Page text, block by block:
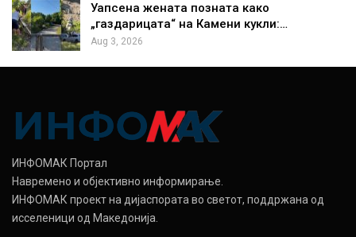
Уапсена жената позната како
„газдарицата“ на Камени кукли:…
Aug 3, 2026
ИНФОМАК Портал
Навремено и објективно информирање.
ИНФОМАК проект на дијаспората во светот, поддржана од
исселеници од Македонија.